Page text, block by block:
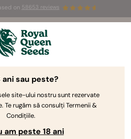
on 58653 reviews
Sales: Up to 50% off
⏤
de creștere
la nivelul următor alegând
pentru cortul tău de
accesorii pentru cortul de
procesul de cultivare; te
ani sau peste?
site-ului nostru sunt rezervate
Te rugăm să consulți Termenii &
Condițiile.
am peste 18 ani